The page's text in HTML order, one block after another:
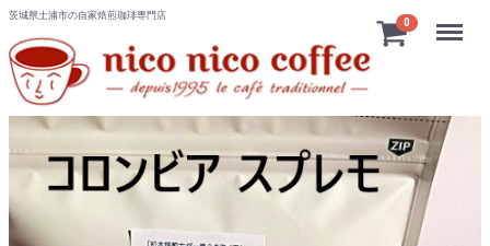
茨城県土浦市の自家焙煎珈琲専門店
0 Menu